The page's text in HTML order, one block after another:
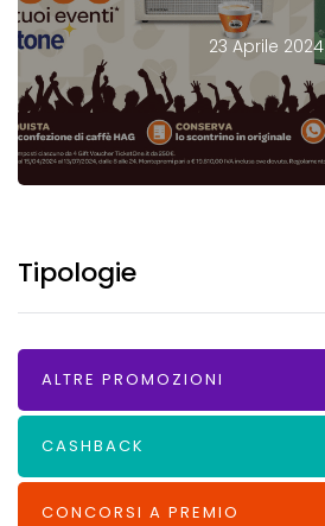
23 Aprile 2024
Tipologie
ALTRE PROMOZIONI
CASHBACK
CONCORSI A PREMIO